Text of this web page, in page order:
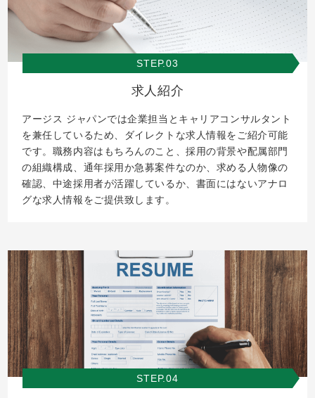
STEP.03
求人紹介
アージス ジャパンでは企業担当とキャリアコンサルタント
を兼任しているため、ダイレクトな求人情報をご紹介可能
です。職務内容はもちろんのこと、採用の背景や配属部門
の組織構成、通年採用か急募案件なのか、求める人物像の
確認、中途採用者が活躍しているか、書面にはないアナロ
グな求人情報をご提供致します。
STEP.04